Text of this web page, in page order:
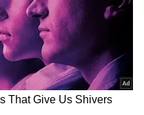
முனியாண்டி (38)